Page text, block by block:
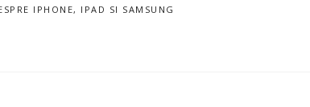
IPHONE, IPAD SI SAMSUNG